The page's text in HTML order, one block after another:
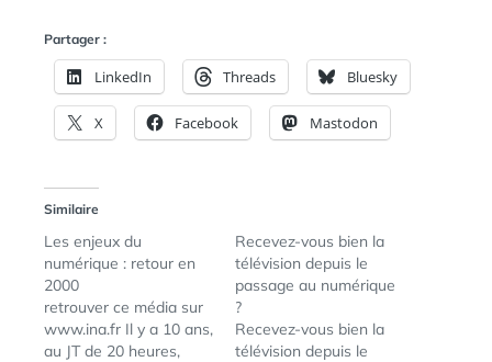
Partager :
LinkedIn Threads Bluesky
X Facebook Mastodon
Similaire
Les enjeux du
numérique : retour en
2000
retrouver ce média sur
www.ina.fr Il y a 10 ans,
au JT de 20 heures,
Recevez-vous bien la
télévision depuis le
passage au numérique
?
Recevez-vous bien la
télévision depuis le